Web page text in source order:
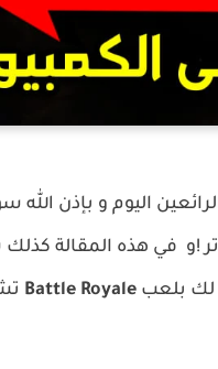
اليوم و بإذن
!و في هذه المقالة
Battle Royale